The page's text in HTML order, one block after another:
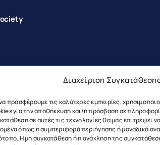
Διαχείριση
προσφέρουμε τις καλύτερες εμπειρίες,
για την αποθήκευση και/ή πρόσβαση σε
σε αυτές τις τεχνολογίες θα μας επιτρέψει
όπως η συμπεριφορά περιήγησης ή μοναδικά
Η μη συγκατάθεση ή η ανάκληση της